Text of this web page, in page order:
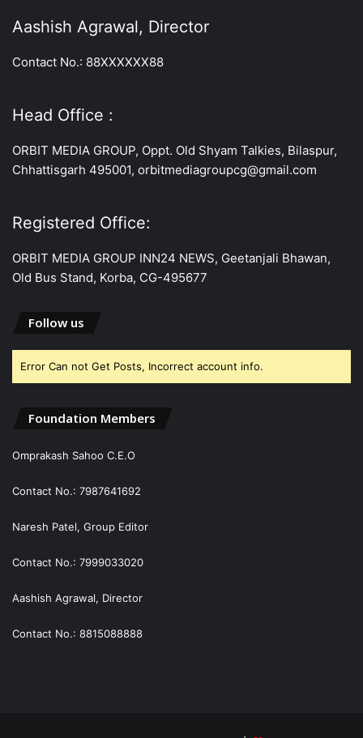
Aashish Agrawal, Director
Contact No.: 88XXXXXX88
Head Office :
ORBIT MEDIA GROUP, Oppt. Old Shyam Talkies, Bilaspur,
Chhattisgarh 495001, orbitmediagroupcg@gmail.com
Registered Office:
ORBIT MEDIA GROUP INN24 NEWS, Geetanjali Bhawan,
Old Bus Stand, Korba, CG-495677
Follow us
Error Can not Get Posts, Incorrect account info.
Foundation Members
Omprakash Sahoo C.E.O
Contact No.: 7987641692
Naresh Patel, Group Editor
Contact No.: 7999033020
Aashish Agrawal, Director
Contact No.: 8815088888